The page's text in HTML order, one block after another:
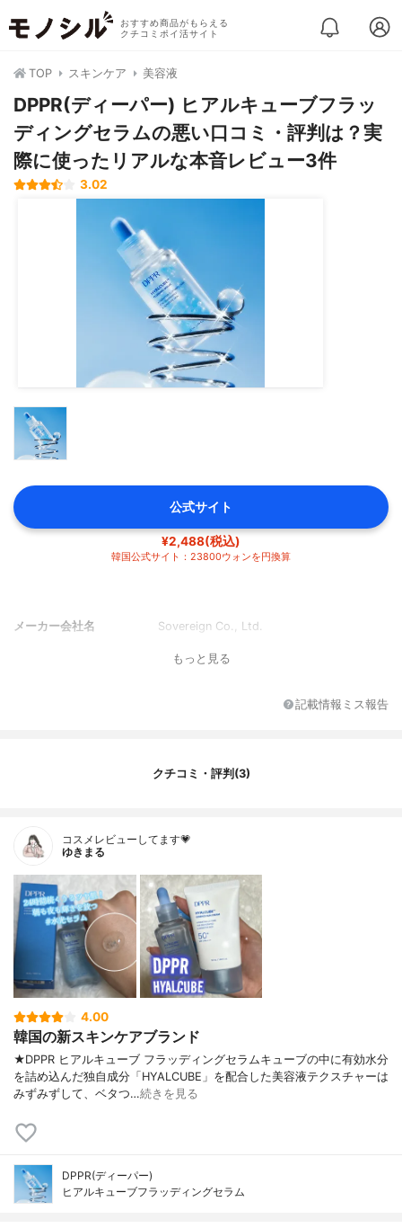
おすすめ商品がもらえる
クチコミポイ活サイト
TOP スキンケア 美容液
DPPR(ディーパー) ヒアルキューブフラッ
ディングセラムの悪い口コミ・評判は？実
際に使ったリアルな本音レビュー3件
3.02
公式サイト
¥2,488(税込)
韓国公式サイト：23800ウォンを円換算
メーカー会社名 Sovereign Co., Ltd.
もっと見る
記載情報ミス報告
クチコミ・評判(3)
コスメレビューしてます💗
ゆきまる
4.00
韓国の新スキンケアブランド
★DPPR ヒアルキューブ フラッディングセラムキューブの中に有効水分
を詰め込んだ独自成分「HYALCUBE」を配合した美容液テクスチャーは
みずみずして、ベタつ…続きを見る
DPPR(ディーパー)
ヒアルキューブフラッディングセラム